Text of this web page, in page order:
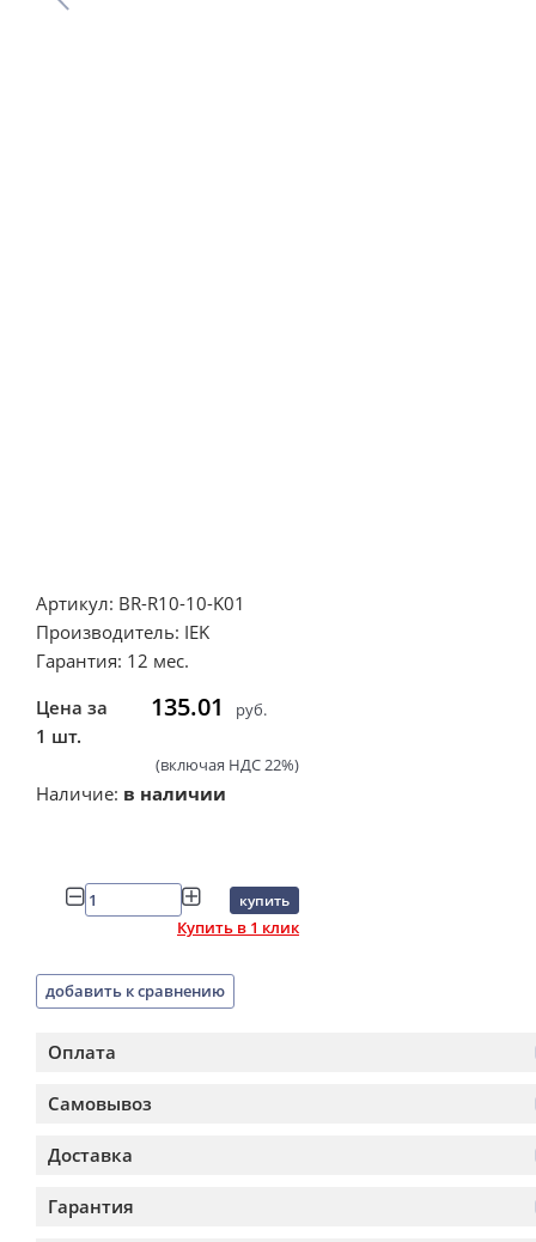
Артикул: BR-R10-10-K01
Производитель: IEK
Гарантия: 12 мес.
Цена за
1 шт.
135.01 руб.
(включая НДС 22%)
Наличие: в наличии
купить
Купить в 1 клик
добавить к сравнению
Оплата
Самовывоз
Доставка
Гарантия